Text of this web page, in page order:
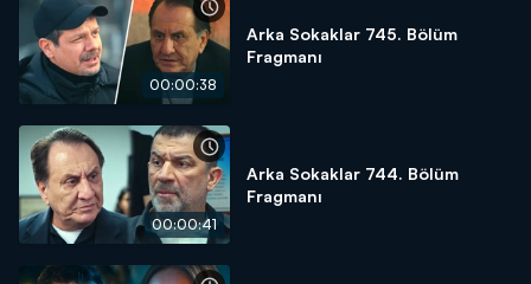
00:00:38
Arka Sokaklar 745. Bölüm
Fragmanı
00:00:41
Arka Sokaklar 744. Bölüm
Fragmanı